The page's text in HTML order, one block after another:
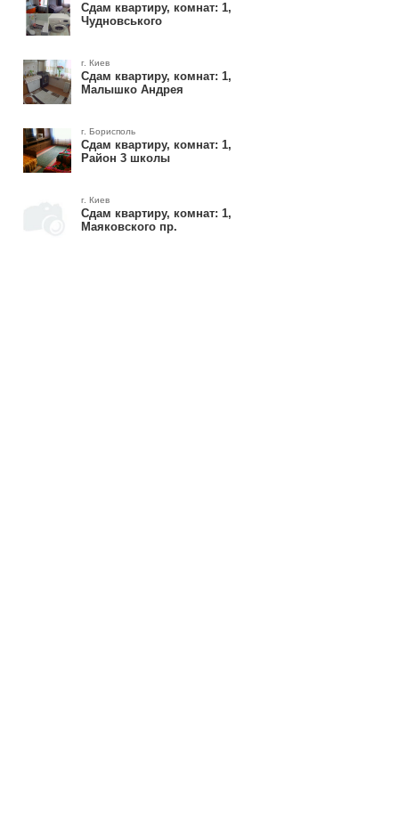
Сдам квартиру, комнат: 1,
Чудновського
г. Киев
Сдам квартиру, комнат: 1,
Малышко Андрея
г. Борисполь
Сдам квартиру, комнат: 1,
Район 3 школы
г. Киев
Сдам квартиру, комнат: 1,
Маяковского пр.